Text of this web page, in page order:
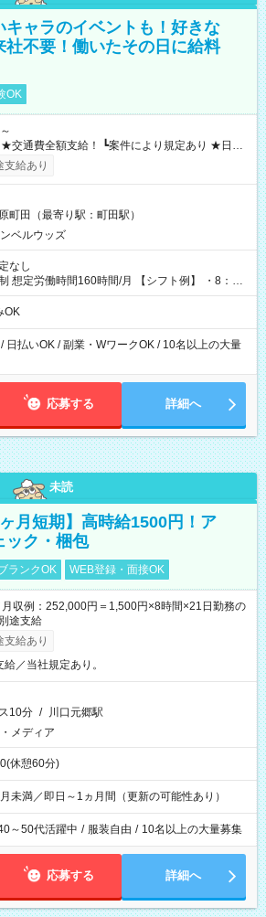
キャラのイベントも！好きな
不要！働いたその日に給料
OK
あり） ┗働いたその日に現金GET♪ お仕事後はコ
払い分を引き落とせます！ 【試用期間】試
支給あり
町田（最寄り駅：町田駅）
ベルウッズ
なし
働時間160時間/月 【シフト例】 ・8：00
OK
日払いOK / 副業・WワークOK / 10名以上の大量
応募する 詳細へ
未読
月短期】高時給1500円！ア
ック・梱包
ランクOK WEB登録・面接OK
収例：252,000円＝1,500円×8時間×21日勤務の
途支給
支給あり
給／当社規定あり。
10分 / 川口元郷駅
メディア
休憩60分)
未満／即日～1ヵ月間（更新の可能性あり）
～50代活躍中 / 服装自由 / 10名以上の大量募集
応募する 詳細へ